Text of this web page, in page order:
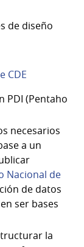
de diseño
CDE
PDI (Pentaho
necesarios
a un
Nacional de
de datos
ser bases
la